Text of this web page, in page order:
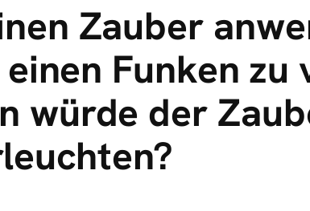
Zauber
Funken zu
würde der